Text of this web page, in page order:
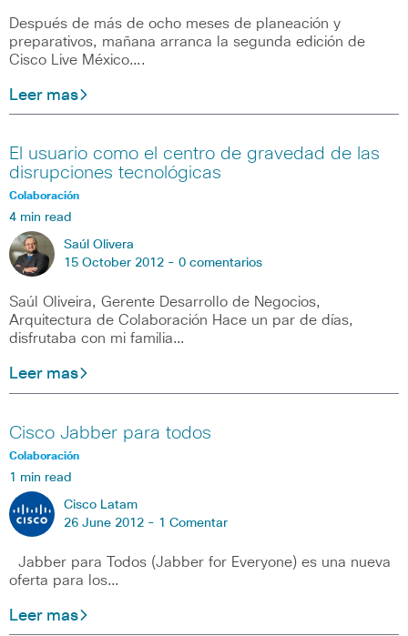
Después de más de ocho meses de planeación y
preparativos, mañana arranca la segunda edición de
Cisco Live México….
Leer mas
El usuario como el centro de gravedad de las
disrupciones tecnológicas
Colaboración
4 min read
Saúl Olivera
15 October 2012 - 0 comentarios
Saúl Oliveira, Gerente Desarrollo de Negocios,
Arquitectura de Colaboración Hace un par de días,
disfrutaba con mi familia…
Leer mas
Cisco Jabber para todos
Colaboración
1 min read
Cisco Latam
26 June 2012 - 1 Comentar
Jabber para Todos (Jabber for Everyone) es una nueva
oferta para los…
Leer mas